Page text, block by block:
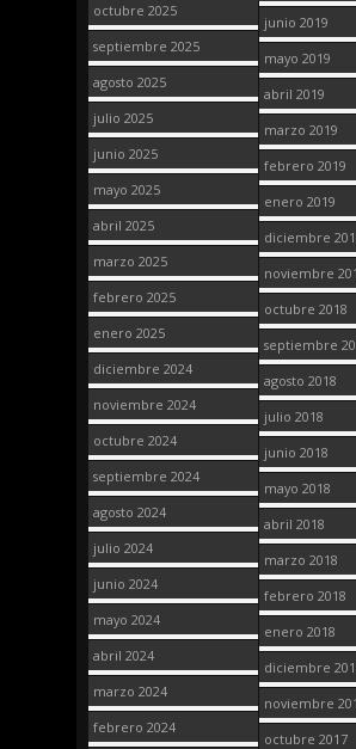
octubre 2025
septiembre 2025
agosto 2025
julio 2025
junio 2025
mayo 2025
abril 2025
marzo 2025
febrero 2025
enero 2025
diciembre 2024
noviembre 2024
octubre 2024
septiembre 2024
agosto 2024
julio 2024
junio 2024
mayo 2024
abril 2024
marzo 2024
febrero 2024
junio 2019
mayo 2019
abril 2019
marzo 2019
febrero 2019
enero 2019
diciembre
noviembre
octubre 2018
septiembre
agosto 2018
julio 2018
junio 2018
mayo 2018
abril 2018
marzo 2018
febrero 2018
enero 2018
diciembre
noviembre
octubre 2017